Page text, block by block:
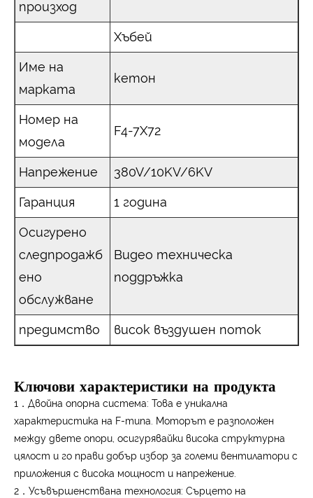
произход
Хъбей
Име на
марката
кетон
Номер на
модела
F4-7X72
Напрежение 380V/10KV/6KV
Гаранция 1 година
Осигурено
следпродажб
ено
обслужване
Видео техническа
поддръжка
предимство висок въздушен поток
Ключови характеристики на продукта
1．Двойна опорна система: Това е уникална
характеристика на F-типа. Моторът е разположен
между двете опори, осигурявайки висока структурна
цялост и го прави добър избор за големи вентилатори с
приложения с висока мощност и напрежение.
2．Усъвършенствана технология: Сърцето на